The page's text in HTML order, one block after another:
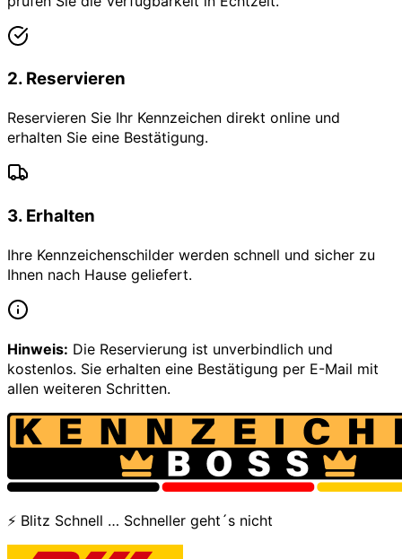
2. Reservieren
Reservieren Sie Ihr Kennzeichen direkt online und
erhalten Sie eine Bestätigung.
3. Erhalten
Ihre Kennzeichenschilder werden schnell und sicher zu
Ihnen nach Hause geliefert.
Hinweis: Die Reservierung ist unverbindlich und
kostenlos. Sie erhalten eine Bestätigung per E-Mail mit
allen weiteren Schritten.
⚡ Blitz Schnell … Schneller geht´s nicht